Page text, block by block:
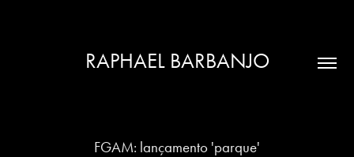
RAPHAEL BARBANJO
FGAM: lançamento 'parque'